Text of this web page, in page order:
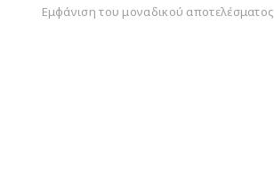
Εμφάνιση του μοναδικού αποτελέσματος